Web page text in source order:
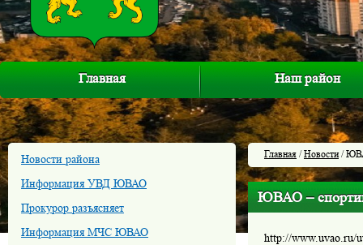
Главная Наш район
Новости района
Информация УВД ЮВАО
Прокурор разъясняет
Информация МЧС ЮВАО
Главная /Новости/
ЮВАО –
http://www.uvao.ru/